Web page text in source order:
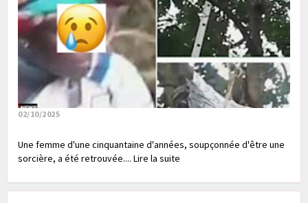
02/10/2025
Une femme d'une cinquantaine d'années, soupçonnée d'être une
sorcière, a été retrouvée.... Lire la suite